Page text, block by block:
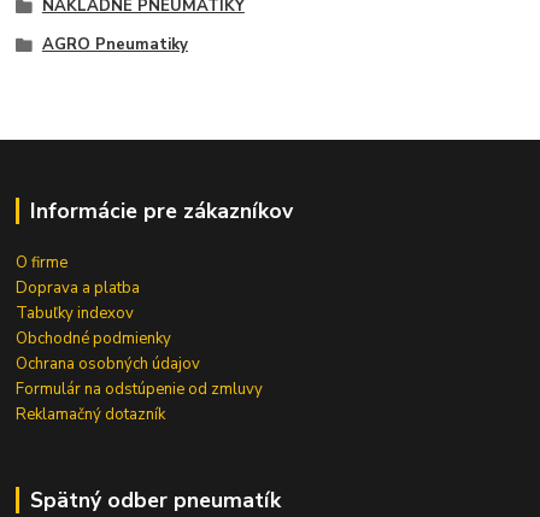
NÁKLADNÉ PNEUMATIKY
AGRO Pneumatiky
Informácie pre zákazníkov
O firme
Doprava a platba
Tabuľky indexov
Obchodné podmienky
Ochrana osobných údajov
Formulár na odstúpenie od zmluvy
Reklamačný dotazník
Spätný odber pneumatík